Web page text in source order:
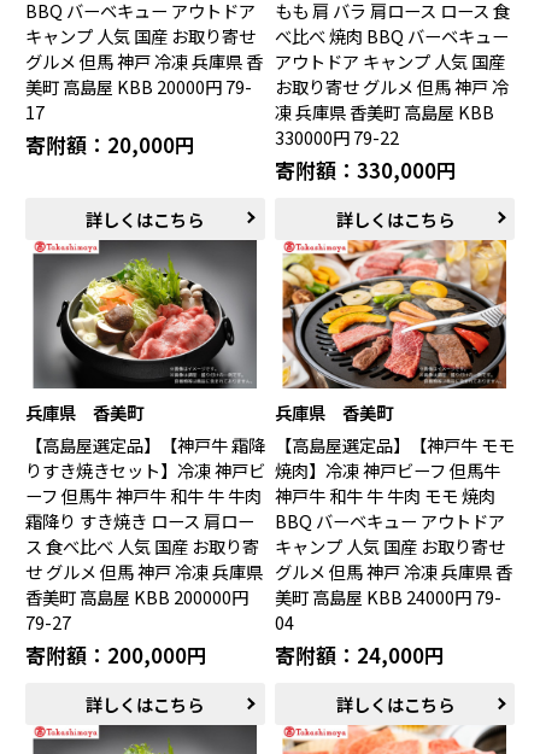
BBQ バーベキュー アウトドア
キャンプ 人気 国産 お取り寄せ
グルメ 但馬 神戸 冷凍 兵庫県 香
美町 高島屋 KBB 20000円 79-
17
寄附額：20,000円
詳しくはこちら
もも 肩 バラ 肩ロース ロース 食
べ比べ 焼肉 BBQ バーベキュー
アウトドア キャンプ 人気 国産
お取り寄せ グルメ 但馬 神戸 冷
凍 兵庫県 香美町 高島屋 KBB
330000円 79-22
寄附額：330,000円
詳しくはこちら
兵庫県 香美町
【高島屋選定品】【神戸牛 霜降
りすき焼きセット】冷凍 神戸ビ
ーフ 但馬牛 神戸牛 和牛 牛 牛肉
霜降り すき焼き ロース 肩ロー
ス 食べ比べ 人気 国産 お取り寄
せ グルメ 但馬 神戸 冷凍 兵庫県
香美町 高島屋 KBB 200000円
79-27
寄附額：200,000円
詳しくはこちら
兵庫県 香美町
【高島屋選定品】【神戸牛 モモ
焼肉】冷凍 神戸ビーフ 但馬牛
神戸牛 和牛 牛 牛肉 モモ 焼肉
BBQ バーベキュー アウトドア
キャンプ 人気 国産 お取り寄せ
グルメ 但馬 神戸 冷凍 兵庫県 香
美町 高島屋 KBB 24000円 79-
04
寄附額：24,000円
詳しくはこちら